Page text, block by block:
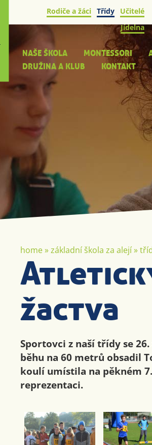
Rodiče a žáci Třídy
Učitelé
Jídelna
NAŠE ŠKOLA MONTESSORI
DRUŽINA A KLUB
KONTAKT
home»základní škola za alejí»
žactva
Sportovci z naší třídy se
běhu na 60 metrů obsadil
koulí umístila na pěkném
reprezentaci.